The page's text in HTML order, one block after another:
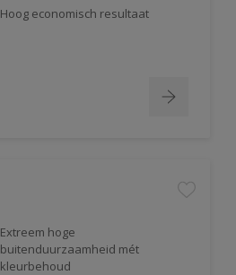
Hoog economisch resultaat
Extreem hoge
buitenduurzaamheid mét
kleurbehoud